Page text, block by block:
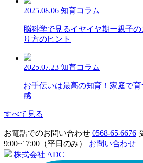
2025.08.06 知育コラム
脳科学で見るイヤイヤ期ー親子
り方のヒント
2025.07.23 知育コラム
お手伝いは最高の知育！家庭で
感
すべて見る
お電話でのお問い合わせ 0568-65-6676
9:00~17:00（平日のみ）
お問い合わせ
株式会社 ADC